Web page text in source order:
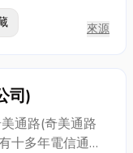
來源
司)
十多年電信通路